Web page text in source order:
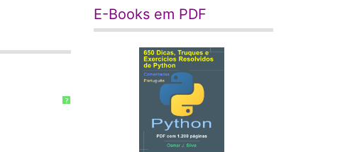
?
E-Books em PDF